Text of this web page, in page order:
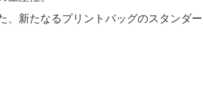
、新たなるプリントバッグのスタンダ